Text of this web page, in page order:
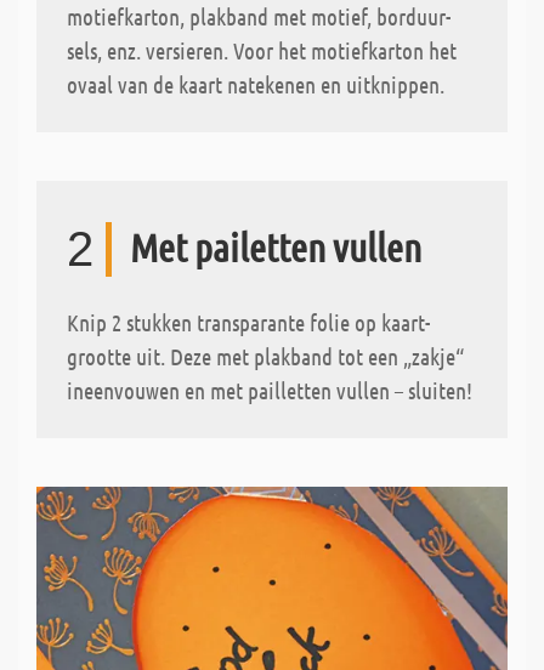
motiefkarton, plakband met motief, borduur-
sels, enz. versieren. Voor het motiefkarton het
ovaal van de kaart natekenen en uitknippen.
2 Met pailetten vullen
Knip 2 stukken transparante folie op kaart-
grootte uit. Deze met plakband tot een „zakje“
ineenvouwen en met pailletten vullen – sluiten!